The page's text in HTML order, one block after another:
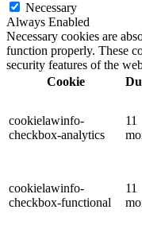
Necessary
Always Enabled
Necessary cookies are
function properly. These
security features of the
Cookie
cookielawinfo-
checkbox-analytics
11
cookielawinfo-
checkbox-functional
11